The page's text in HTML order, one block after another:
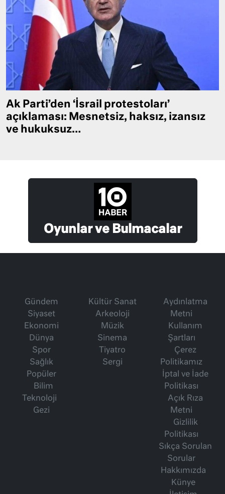
Ak Parti’den ‘İsrail protestoları’
açıklaması: Mesnetsiz, haksız, izansız
ve hukuksuz…
Oyunlar ve Bulmacalar
Gündem
Siyaset
Ekonomi
Dünya
Spor
Sağlık
Popüler
Bilim
Teknoloji
Gezi
Kültür Sanat
Arkeoloji
Müzik
Sinema
Tiyatro
Sergi
Aydınlatma
Metni
Kullanım
Şartları
Çerez
Politikamız
İptal ve İade
Politikası
Açık Rıza
Metni
Gizlilik
Politikası
Sıkça Sorulan
Sorular
Hakkımızda
Künye